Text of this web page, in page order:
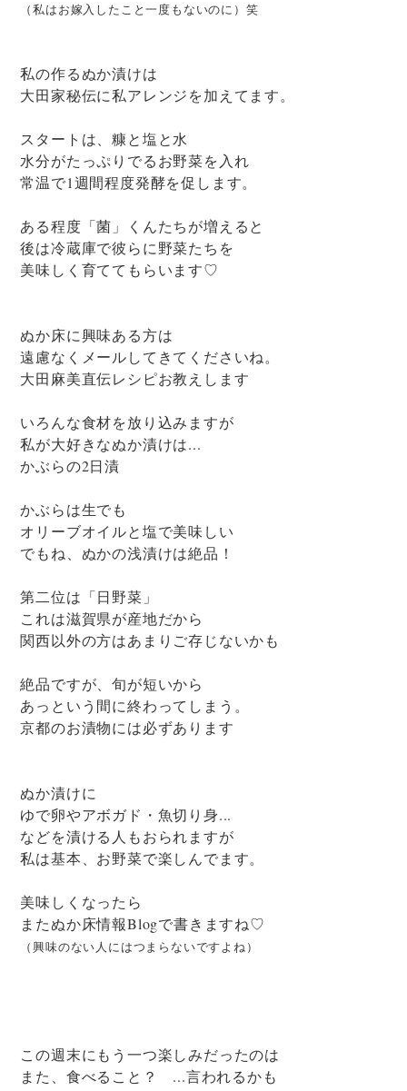
（私はお嫁入したこと一度もないのに）笑
私の作るぬか漬けは
大田家秘伝に私アレンジを加えてます。
スタートは、糠と塩と水
水分がたっぷりでるお野菜を入れ
常温で1週間程度発酵を促します。
ある程度「菌」くんたちが増えると
後は冷蔵庫で彼らに野菜たちを
美味しく育ててもらいます♡
ぬか床に興味ある方は
遠慮なくメールしてきてくださいね。
大田麻美直伝レシピお教えします
いろんな食材を放り込みますが
私が大好きなぬか漬けは...
かぶらの2日漬
かぶらは生でも
オリーブオイルと塩で美味しい
でもね、ぬかの浅漬けは絶品！
第二位は「日野菜」
これは滋賀県が産地だから
関西以外の方はあまりご存じないかも
絶品ですが、旬が短いから
あっという間に終わってしまう。
京都のお漬物には必ずあります
ぬか漬けに
ゆで卵やアボガド・魚切り身...
などを漬ける人もおられますが
私は基本、お野菜で楽しんでます。
美味しくなったら
またぬか床情報Blogで書きますね♡
（興味のない人にはつまらないですよね）
この週末にもう一つ楽しみだったのは
また、食べること？ ...言われるかも